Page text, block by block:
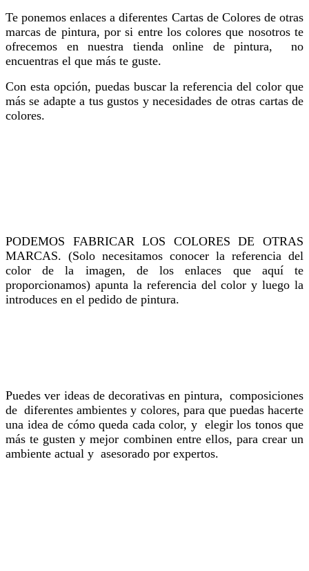
Te ponemos enlaces a diferentes Cartas de Colores de otras
marcas de pintura, por si entre los colores que nosotros te
ofrecemos en nuestra tienda online de pintura, no
encuentras el que más te guste.
Con esta opción, puedas buscar la referencia del color que
más se adapte a tus gustos y necesidades de otras cartas de
colores.
PODEMOS FABRICAR LOS COLORES DE OTRAS
MARCAS. (Solo necesitamos conocer la referencia del
color de la imagen, de los enlaces que aquí te
proporcionamos) apunta la referencia del color y luego la
introduces en el pedido de pintura.
Puedes ver ideas de decorativas en pintura, composiciones
de diferentes ambientes y colores, para que puedas hacerte
una idea de cómo queda cada color, y elegir los tonos que
más te gusten y mejor combinen entre ellos, para crear un
ambiente actual y asesorado por expertos.